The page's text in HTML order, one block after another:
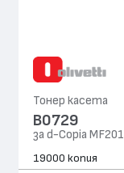
Тонер касета
B0729
за d-Copia MF201
19000 копия